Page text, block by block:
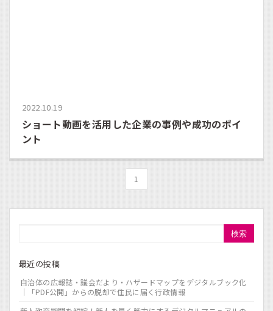
2022.10.19
ショート動画を活用した企業の事例や成功のポイ
ント
1
検索
最近の投稿
自治体の広報誌・議会だより・ハザードマップをデジタルブック化
｜「PDF公開」からの脱却で住民に届く行政情報